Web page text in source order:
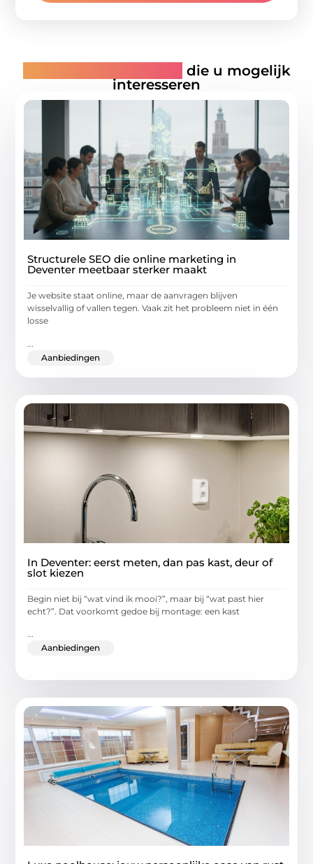
die u mogelijk
interesseren
Structurele SEO die online marketing in
Deventer meetbaar sterker maakt
Je website staat online, maar de aanvragen blijven
wisselvallig of vallen tegen. Vaak zit het probleem niet in één
losse
Aanbiedingen
In Deventer: eerst meten, dan pas kast, deur of
slot kiezen
Begin niet bij “wat vind ik mooi?”, maar bij “wat past hier
echt?”. Dat voorkomt gedoe bij montage: een kast
...
Aanbiedingen